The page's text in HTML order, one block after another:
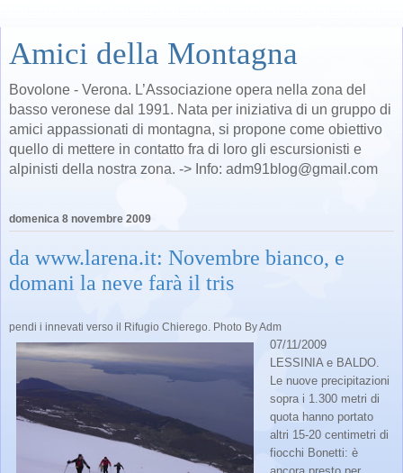
Amici della Montagna
Bovolone - Verona. L’Associazione opera nella zona del
basso veronese dal 1991. Nata per iniziativa di un gruppo di
amici appassionati di montagna, si propone come obiettivo
quello di mettere in contatto fra di loro gli escursionisti e
alpinisti della nostra zona. -> Info: adm91blog@gmail.com
domenica 8 novembre 2009
da www.larena.it: Novembre bianco, e
domani la neve farà il tris
pendi i innevati verso il Rifugio Chierego. Photo By Adm
07/11/2009
LESSINIA e BALDO.
Le nuove precipitazioni
sopra i 1.300 metri di
quota hanno portato
altri 15-20 centimetri di
fiocchi Bonetti: è